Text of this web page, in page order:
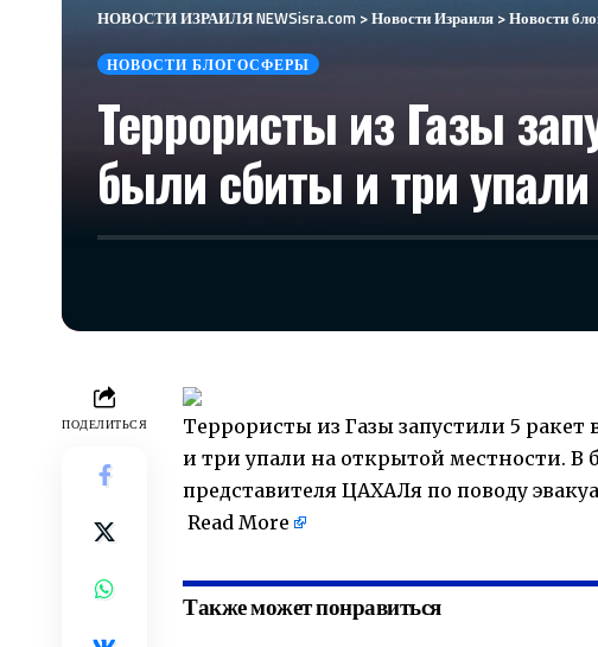
НОВОСТИ ИЗРАИЛЯ NEWSisra.com >Новости Израиля >Новости
НОВОСТИ БЛОГОСФЕРЫ
Террористы из Газы
были сбиты и три
ПОДЕЛИТЬСЯ
Террористы из Газы запустили 5
и три упали на открытой местности.
представителя ЦАХАЛя по поводу
Read More
Также может понравиться